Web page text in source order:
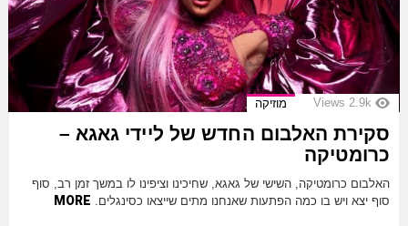
2.9k
Views מוזיקה
סקירת האלבום החדש של ליידי גאגא –
כרומטיקה
האלבום כרומטיקה, השישי של גאגא, שחיכינו וציפינו לו במשך זמן רב, סוף
סוף יצא ויש בו כמה הפתעות שאנחנו מתים שייצאו כסינגלים. MORE